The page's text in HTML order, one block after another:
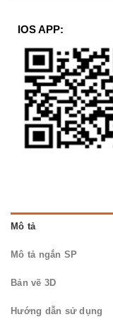
IOS APP:
Mô tả
Mô tả ngắn SP
Bản vẽ 3D
Hướng dẫn sử dụng